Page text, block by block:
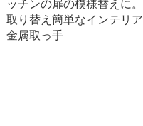
ッチンの扉の模様替えに。
取り替え簡単なインテリア
金属取っ手